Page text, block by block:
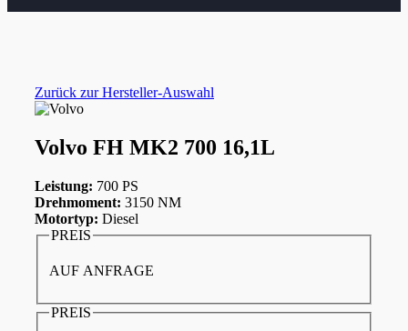
Zurück zur Hersteller-Auswahl
Volvo FH MK2 700 16,1L
Leistung: 700 PS
Drehmoment: 3150 NM
Motortyp: Diesel
PREIS
AUF ANFRAGE
PREIS